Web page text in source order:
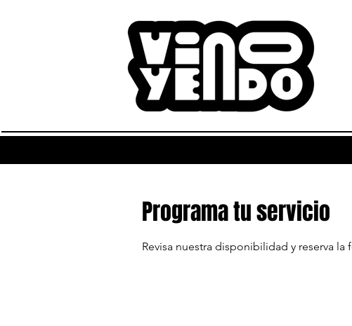
Programa tu servicio
Revisa nuestra disponibilidad y reserva